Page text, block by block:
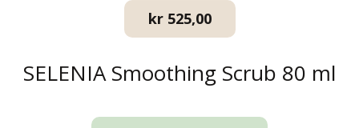
kr525,00
SELENIA Smoothing Scrub 80 ml